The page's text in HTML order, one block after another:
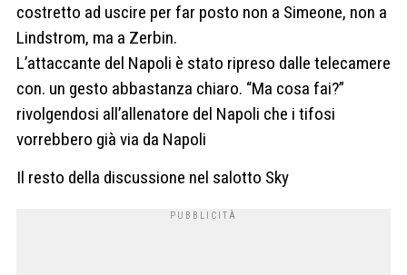
costretto ad uscire per far posto non a Simeone, non a
Lindstrom, ma a Zerbin.
L’attaccante del Napoli è stato ripreso dalle telecamere
con. un gesto abbastanza chiaro. “Ma cosa fai?”
rivolgendosi all’allenatore del Napoli che i tifosi
vorrebbero già via da Napoli
Il resto della discussione nel salotto Sky